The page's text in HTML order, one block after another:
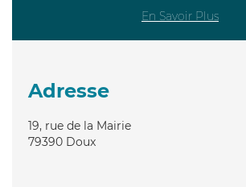
En Savoir Plus
Adresse
19, rue de la Mairie
79390 Doux